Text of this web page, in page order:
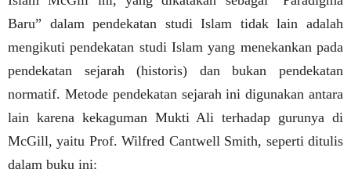
Baru” dalam pendekatan studi Islam tidak lain adalah
mengikuti pendekatan studi Islam yang menekankan pada
pendekatan sejarah (historis) dan bukan pendekatan
normatif. Metode pendekatan sejarah ini digunakan antara
lain karena kekaguman Mukti Ali terhadap gurunya di
McGill, yaitu Prof. Wilfred Cantwell Smith, seperti ditulis
dalam buku ini: